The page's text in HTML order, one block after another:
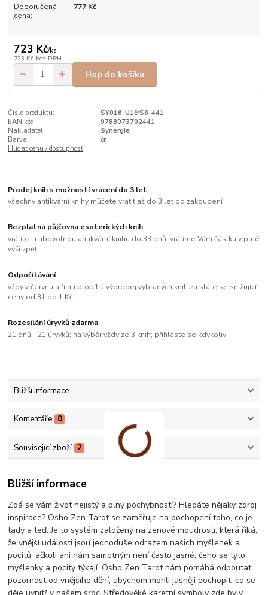
Doporučená
cena:
777 Kč
723 Kč/ks
723 Kč bez DPH
Hop do košíku
Číslo produktu:
SY016-U1črS6-441
EAN kód:
9788073702441
Nakladatel:
Synergie
Barva:
čr
Hlídat cenu / dostupnost
Prodej knih s možností vrácení do 3 let
všechny antikvární knihy můžete vrátit až do 3 let od zakoupení
Bezplatná půjčovna esoterických knih
vrátíte-li libovolnou antikvární knihu do 33 dnů, vrátíme Vám částku v plné
výši zpět
Odpočítávání
vždy v červnu a říjnu probíhá výprodej vybraných knih za stále se snižující
ceny od 31 do 1 Kč
Rozesílání úryvků zdarma
21 dnů - 21 úryvků; na výběr vždy ze 3 knih; přihlaste se kdykoliv
Bližší informace
Komentáře 0
Související zboží 2
Bližší informace
Zdá se vám život nejistý a plný pochybností? Hledáte nějaký zdroj
inspirace? Osho Zen Tarot se zaměřuje na pochopení toho, co je
tady a teď. Je to systém založený na zenové moudrosti, která říká,
že vnější události jsou jednoduše odrazem našich myšlenek a
pocitů, ačkoli ani nám samotným není často jasné, čeho se tyto
myšlenky a pocity týkají. Osho Zen Tarot nám pomáhá odpoutat
pozornost od vnějšího dění, abychom mohli jasněji pochopit, co se